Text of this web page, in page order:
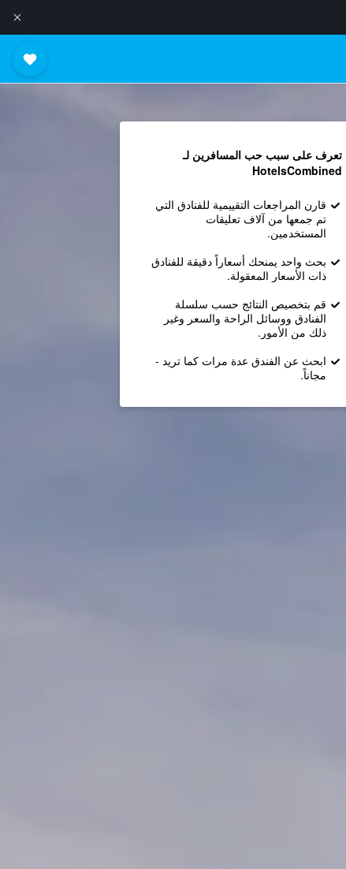
تعرف على سبب حب المسافرين لـ
HotelsCombined
قارن المراجعات التقييمية للفنادق التي
تم جمعها من آلاف تعليقات
المستخدمين.
بحث واحد يمنحك أسعاراً دقيقة للفنادق
ذات الأسعار المعقولة.
قم بتخصيص النتائج حسب سلسلة
الفنادق ووسائل الراحة والسعر وغير
ذلك من الأمور.
ابحث عن الفندق عدة مرات كما تريد -
مجاناً.